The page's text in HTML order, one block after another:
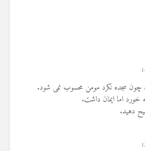
چون سجده نکرد مومن محسوب نمی شود.
خورد اما ایمان داشت.
دهید.